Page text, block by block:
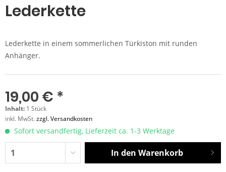
Lederkette
Lederkette in einem sommerlichen Türkiston mit runden
Anhänger.
19,00 € *
Inhalt: 1 Stück
inkl. MwSt.zzgl. Versandkosten
Sofort versandfertig, Lieferzeit ca. 1-3 Werktage
In den Warenkorb